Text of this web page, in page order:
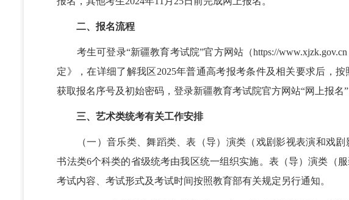
二、报名流程
考生可登录“新疆教育考试院”官方网站（https://
定》，在详细了解我区2025年普通高考报考条件及相关要求后，
获取报名序号及初始密码，登录新疆教育考试院官方网站“网上报名
三、艺术类统考有关工作安排
（一）音乐类、舞蹈类、表（导）演类（戏剧影视表演和戏剧
书法类6个科类的省级统考由我区统一组织实施。表（导）演类（
考试内容、考试形式及考试时间按照教育部有关规定另行通知。